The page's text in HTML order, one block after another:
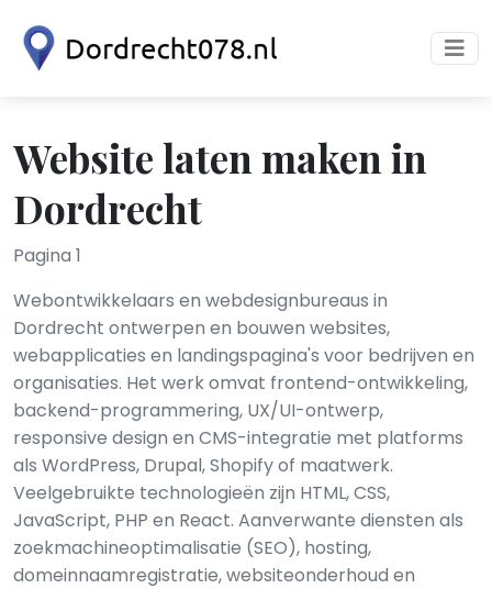
Website laten maken in
Dordrecht
Pagina 1
Webontwikkelaars en webdesignbureaus in
Dordrecht ontwerpen en bouwen websites,
webapplicaties en landingspagina's voor bedrijven en
organisaties. Het werk omvat frontend-ontwikkeling,
backend-programmering, UX/UI-ontwerp,
responsive design en CMS-integratie met platforms
als WordPress, Drupal, Shopify of maatwerk.
Veelgebruikte technologieën zijn HTML, CSS,
JavaScript, PHP en React. Aanverwante diensten als
zoekmachineoptimalisatie (SEO), hosting,
domeinnaamregistratie, websiteonderhoud en